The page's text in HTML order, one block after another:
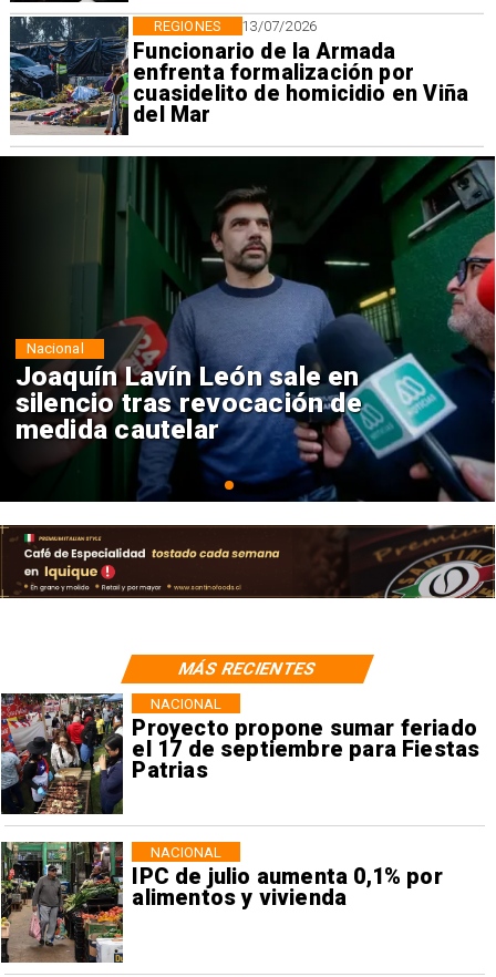
13/07/2026
Funcionario de la Armada
enfrenta formalización por
cuasidelito de homicidio en Viña
del Mar
REGIONES
Chile y Venezuela formalizan
reinicio de relaciones
consulares
Nacional
Proyecto propone sumar feriado
el 17 de septiembre para Fiestas
Patrias
NACIONAL
IPC de julio aumenta 0,1% por
alimentos y vivienda
NACIONAL
MÁS RECIENTES